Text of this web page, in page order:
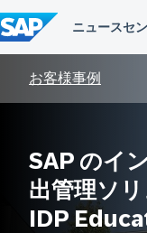
ン
テ
ン
お客様事例
SAP のイ
出管理ソ
IDP